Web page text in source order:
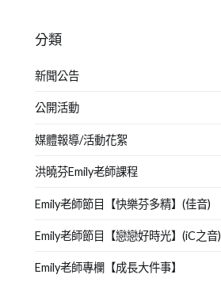
分類
新聞公告
公開活動
媒體報導/活動花絮
洪曉芬Emily老師課程
Emily老師節目【快樂芬多精】(佳音)
Emily老師節目【戀戀好時光】(iC之音)
Emily老師專欄【成長大件事】